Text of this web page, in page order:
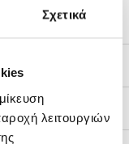
Σχετικά
λειτουργιών